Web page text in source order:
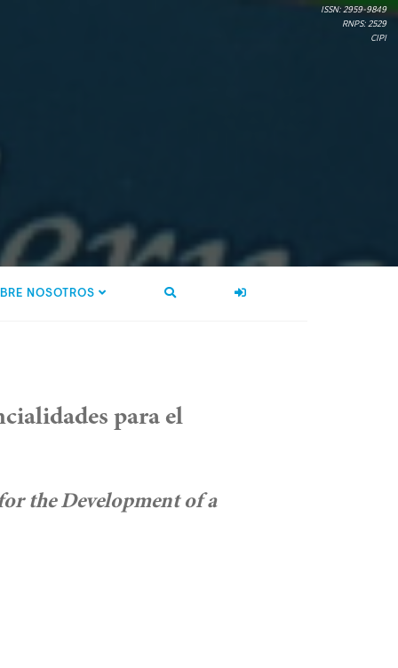
ISSN: 2959-9849
RNPS: 2529
CIPI
NOSOTROS
para el
the Development of a